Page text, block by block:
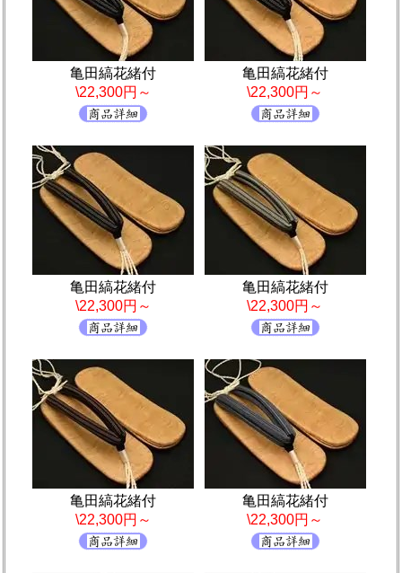
亀田縞花緒付
\22,300円～
亀田縞花緒付
\22,300円～
亀田縞花緒付
\22,300円～
亀田縞花緒付
\22,300円～
亀田縞花緒付
\22,300円～
亀田縞花緒付
\22,300円～